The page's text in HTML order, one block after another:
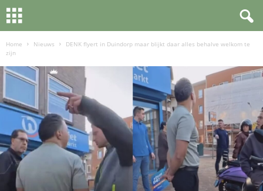
Home Nieuws
DENK flyert in Duindorp maar blijkt daar alles behalve welkom te
zijn